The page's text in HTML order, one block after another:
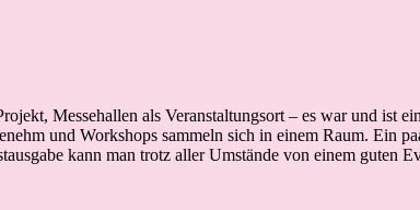
Messehallen als Veranstaltungsort – es war und ist
und Workshops sammeln sich in einem Raum. Ein
kann man trotz aller Umstände von einem guten